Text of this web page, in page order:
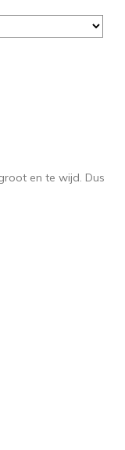
en te wijd. Dus